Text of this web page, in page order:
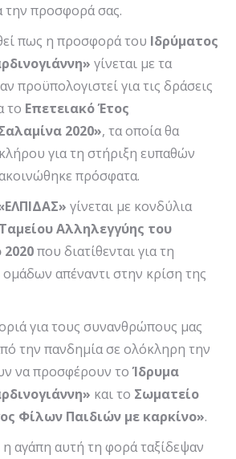
την προσφορά σας.
πως η προσφορά του Ιδρύματος
γίνεται με τα
προϋπολογιστεί για τις δράσεις
το Επετειακό Έτος
2020», τα οποία θα
για τη στήριξη ευπαθών
πρόσφατα.
γίνεται με κονδύλια
Αλληλεγγύης του
που διατίθενται για τη
απέναντι στην κρίση της
για τους συνανθρώπους μας
την πανδημία σε ολόκληρη την
να προσφέρουν τοΊδρυμα
και το Σωματείο
Φίλων Παιδιών με καρκίνο».
αγάπη αυτή τη φορά ταξίδεψαν